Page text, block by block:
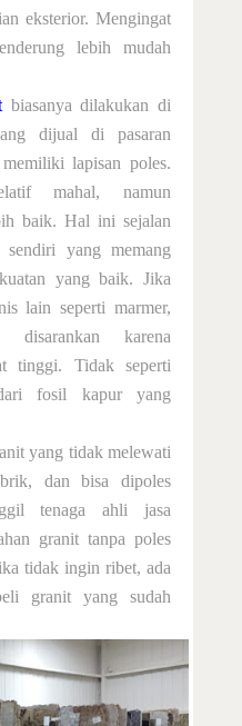
eksterior. Mengingat
lebih mudah
biasanya dilakukan di
dijual di pasaran
lapisan poles.
mahal, namun
baik. Hal ini sejalan
yang memang
yang baik. Jika
lain seperti marmer,
karena
tinggi. Tidak seperti
fosil kapur yang
yang tidak melewati
dan bisa dipoles
tenaga ahli jasa
granit tanpa poles
tidak ingin ribet, ada
granit yang sudah